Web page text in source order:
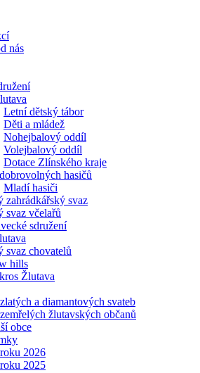
nás
Letní dětský tábor
Děti a mládež
Nohejbalový oddíl
Volejbalový oddíl
Dotace Zlínského kraje
hasičů
Mladí hasiči
zahrádkářský svaz
svaz včelařů
sdružení
svaz chovatelů
hills
Žlutava
a diamantových svateb
žlutavských občanů
obce
2026
2025